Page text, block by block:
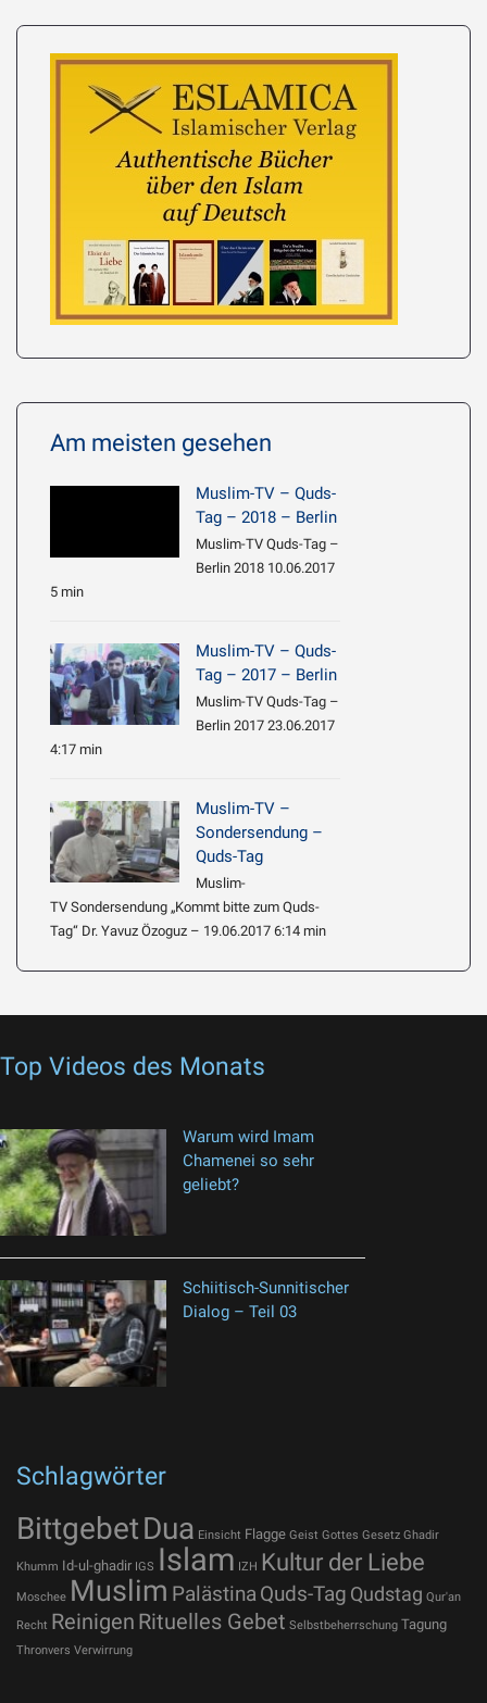
Am meisten gesehen
Muslim-TV – Quds-
Tag – 2018 – Berlin
Muslim-TV Quds-Tag –
Berlin 2018 10.06.2017
5 min
Muslim-TV – Quds-
Tag – 2017 – Berlin
Muslim-TV Quds-Tag –
Berlin 2017 23.06.2017
4:17 min
Muslim-TV –
Sondersendung –
Quds-Tag
Muslim-
TV Sondersendung „Kommt bitte zum Quds-
Tag“ Dr. Yavuz Özoguz – 19.06.2017 6:14 min
Top Videos des Monats
Warum wird Imam
Chamenei so sehr
geliebt?
Schiitisch-Sunnitischer
Dialog – Teil 03
Schlagwörter
BittgebetDua Einsicht Flagge Geist Gottes Gesetz Ghadir
Khumm Id-ul-ghadir IGS Islam IZH Kultur der Liebe
Moschee Muslim Palästina Quds-Tag Qudstag Qur'an
Recht Reinigen Rituelles Gebet Selbstbeherrschung Tagung
Thronvers Verwirrung